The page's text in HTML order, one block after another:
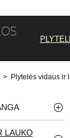
> Plytelės vidaus ir
LAUKO